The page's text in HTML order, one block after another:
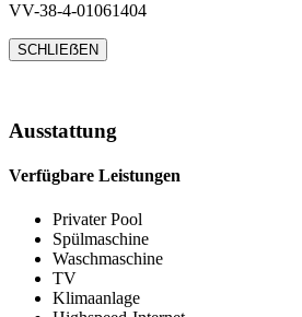
VV-38-4-01061404
SCHLIEẞEN
Ausstattung
Verfügbare Leistungen
Privater Pool
Spülmaschine
Waschmaschine
TV
Klimaanlage